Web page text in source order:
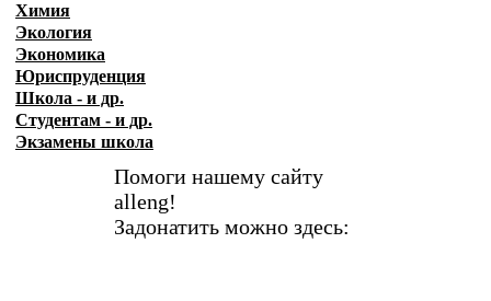
Химия
Экология
Экономика
Юриспруденция
Школа - и др.
Студентам - и др.
Экзамены школа
Помоги нашему сайту
alleng!
Задонатить можно здесь: